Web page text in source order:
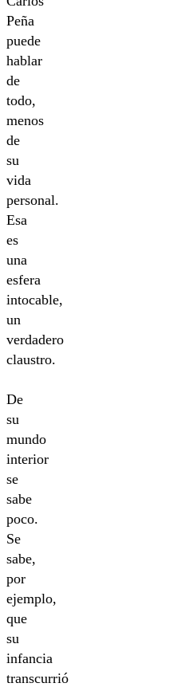
Peña
puede
hablar
de
todo,
menos
de
su
vida
personal.
Esa
es
una
esfera
intocable,
un
verdadero
claustro.
De
su
mundo
interior
se
sabe
poco.
Se
sabe,
por
ejemplo,
que
su
infancia
transcurrió